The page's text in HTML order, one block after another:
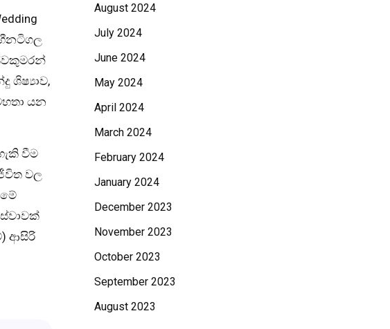
හීනටිගල
ශිෂ්‍යාව,
යන
වීම
වල
ආසිරි
August 2024
July 2024
June 2024
May 2024
April 2024
March 2024
February 2024
January 2024
December 2023
November 2023
October 2023
September 2023
August 2023